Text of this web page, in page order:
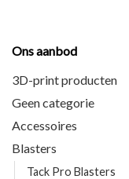
Ons aanbod
3D-print producten
Geen categorie
Accessoires
Blasters
Tack Pro Blasters